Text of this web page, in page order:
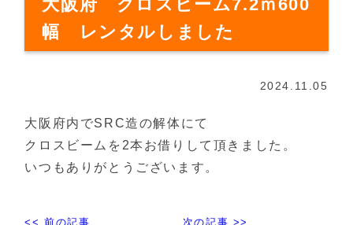
大阪府 クロスビーム7.2ｍ600
幅 レンタルしました
2024.11.05
大阪府内でSRC造の解体にて
クロスビームを2本お借りして頂きました。
いつもありがとうございます。
<< 前の記事
次の記事 >>